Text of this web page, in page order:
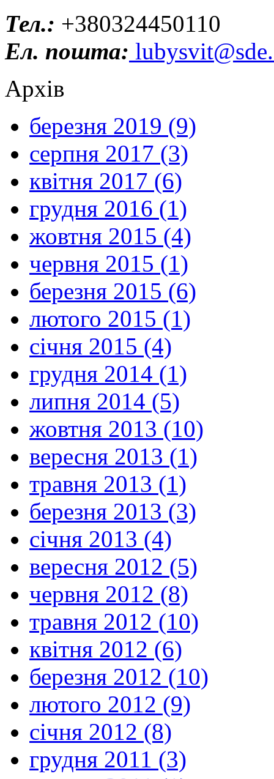
Тел.: +380324450110
Ел. пошта:
Архів
березня 2019 (9)
серпня 2017 (3)
квітня 2017 (6)
грудня 2016 (1)
жовтня 2015 (4)
червня 2015 (1)
березня 2015 (6)
лютого 2015 (1)
січня 2015 (4)
грудня 2014 (1)
липня 2014 (5)
жовтня 2013 (10)
вересня 2013 (1)
травня 2013 (1)
березня 2013 (3)
січня 2013 (4)
вересня 2012 (5)
червня 2012 (8)
травня 2012 (10)
квітня 2012 (6)
березня 2012 (10)
лютого 2012 (9)
січня 2012 (8)
грудня 2011 (3)